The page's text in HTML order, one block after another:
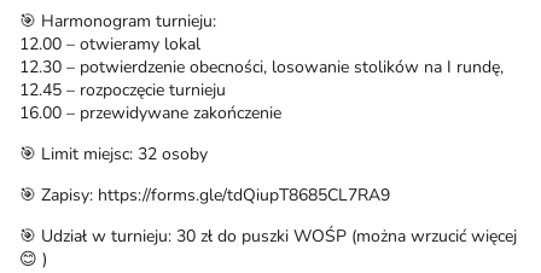
🎯 Harmonogram turnieju:
12.00 – otwieramy lokal
12.30 – potwierdzenie obecności, losowanie stolików na I rundę,
12.45 – rozpoczęcie turnieju
16.00 – przewidywane zakończenie
🎯 Limit miejsc: 32 osoby
🎯 Zapisy: https://forms.gle/tdQiupT8685CL7RA9
🎯 Udział w turnieju: 30 zł do puszki WOŚP (można wrzucić więcej
😊 )